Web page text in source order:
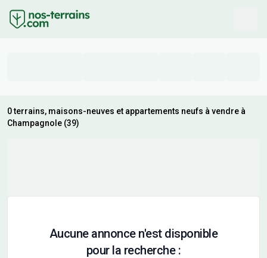
0 terrains, maisons-neuves et appartements neufs à vendre à
Champagnole (39)
Aucune annonce n'est disponible
pour la recherche :